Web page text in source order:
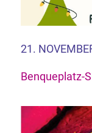
21.
Benqueplatz-